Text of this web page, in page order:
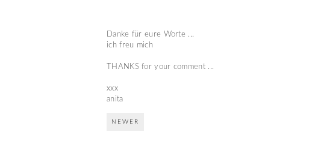
Danke für eure Worte ...
ich freu mich
THANKS for your comment ...
xxx
anita
NEWER